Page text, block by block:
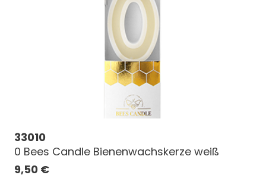
33010
0 Bees Candle Bienenwachskerze weiß
9,50 €